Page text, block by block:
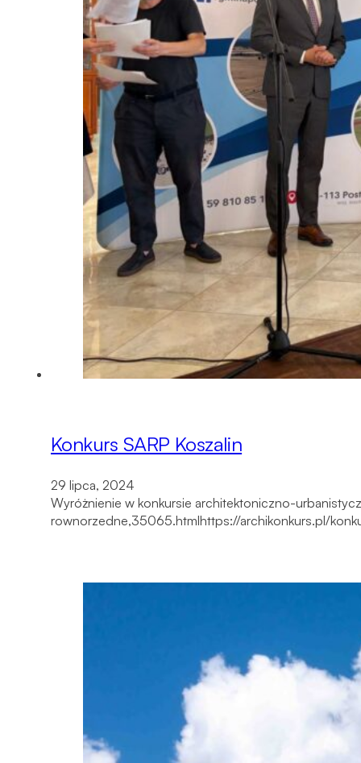
Konkurs SARP Koszalin
29 lipca, 2024
Wyróżnienie w konkursie architektoniczno-
rownorzedne,35065.htmlhttps://archikonkurs.pl/